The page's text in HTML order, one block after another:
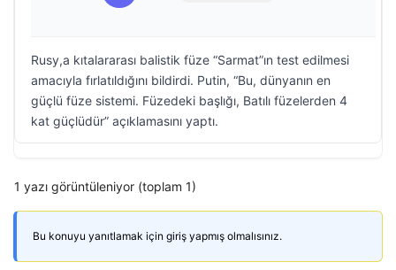
Rusy,a kıtalararası balistik füze “Sarmat”ın test edilmesi
amacıyla fırlatıldığını bildirdi. Putin, “Bu, dünyanın en
güçlü füze sistemi. Füzedeki başlığı, Batılı füzelerden 4
kat güçlüdür” açıklamasını yaptı.
1 yazı görüntüleniyor (toplam 1)
Bu konuyu yanıtlamak için giriş yapmış olmalısınız.